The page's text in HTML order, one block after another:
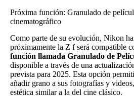
Próxima función: Granulado de
cinematográfico
Como parte de su evolución, Nikon
próximamente la Z f será compatible
función llamada Granulado de
disponible a través de una
prevista para 2025. Esta opción
añadir grano a sus fotografías y
estética similar a la del cine clásico.